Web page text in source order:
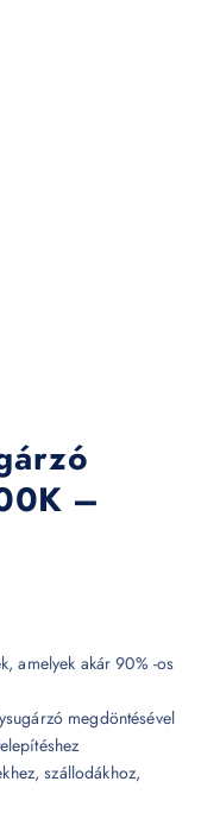
–
amelyek akár 90% -os
megdöntésével
szállodákhoz,